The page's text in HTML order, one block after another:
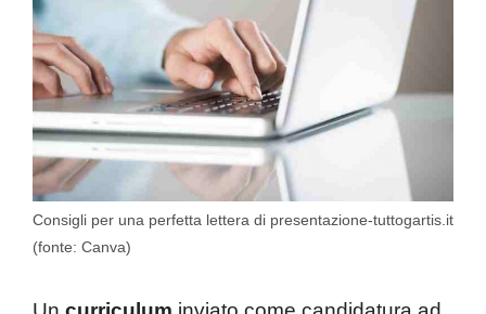
Consigli per una perfetta lettera di presentazione-tuttogartis.it
(fonte: Canva)